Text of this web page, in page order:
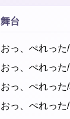
舞台
おっ、ぺれっ
おっ、ぺれっ
おっ、ぺれっ
おっ、ぺれっ